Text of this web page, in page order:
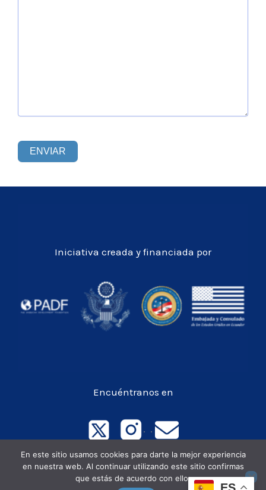
Iniciativa creada y financiada por
Encuéntranos en
. .
Todos los derechos © 2026 OECO
En este sitio usamos cookies para darte la mejor experiencia
en nuestra web. Al continuar utilizando este sitio confirmas
que estás de acuerdo con ello.